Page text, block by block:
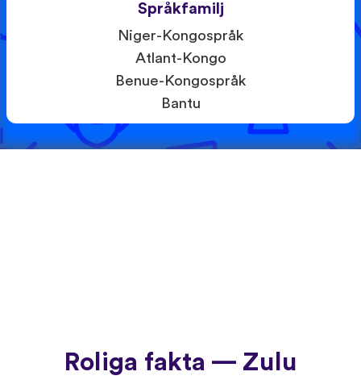
Språkfamilj
Niger-Kongospråk
Atlant-Kongo
Benue-Kongospråk
Bantu
Roliga fakta — Zulu